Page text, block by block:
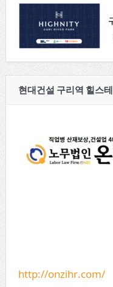
현대건설 구리역 힐스
http://onzihr.com/